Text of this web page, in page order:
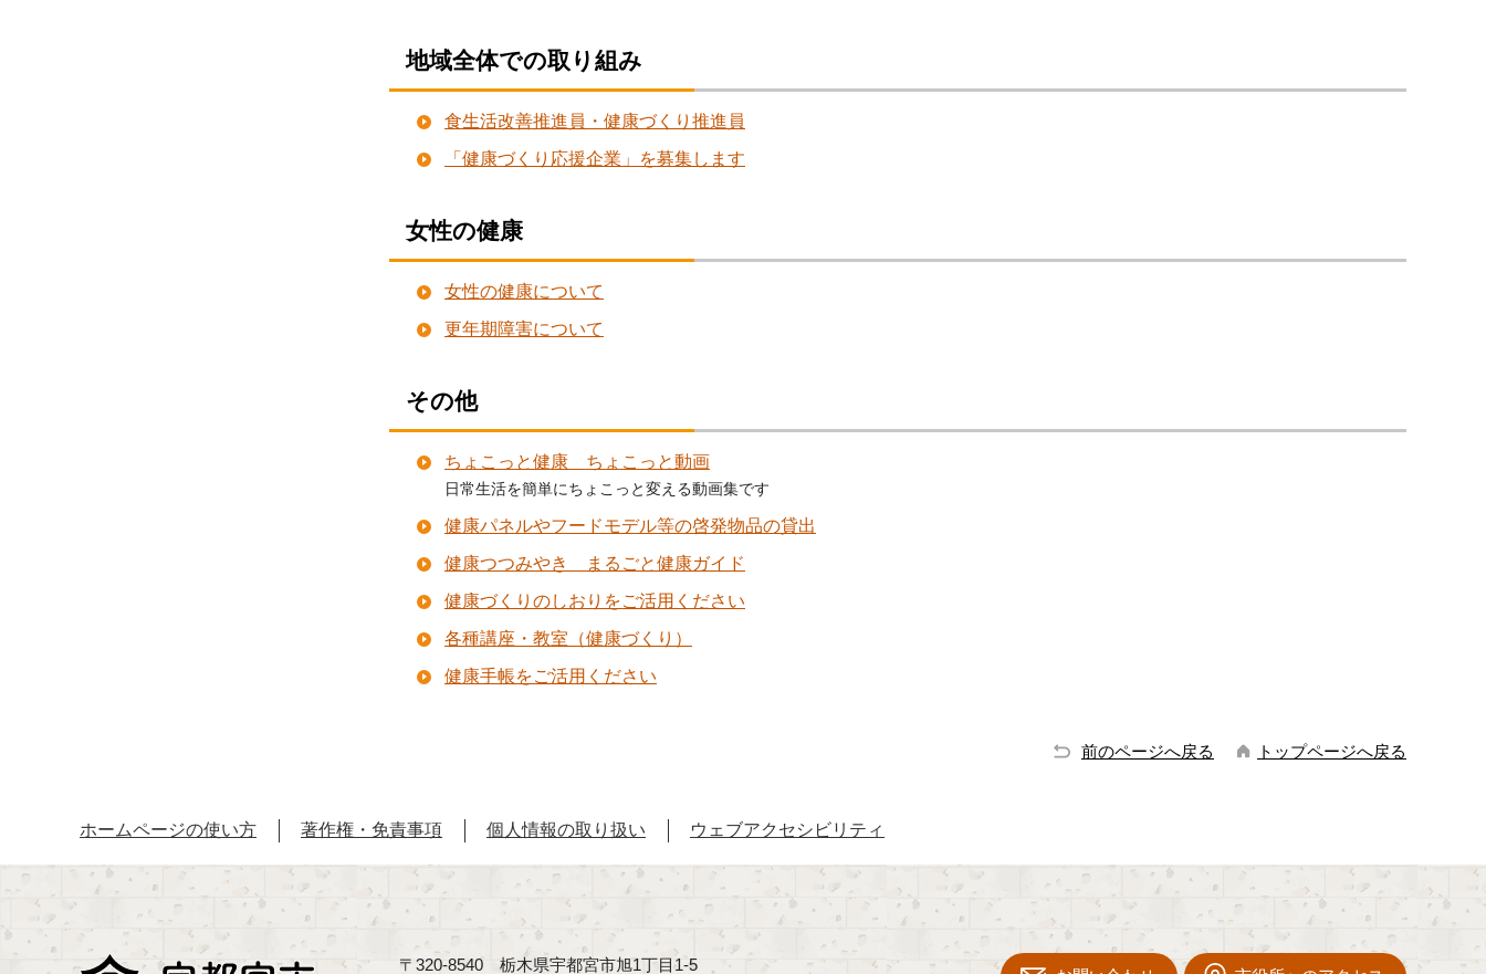
地域全体での取り組み
食生活改善推進員・健康づくり推進員
「健康づくり応援企業」を募集します
女性の健康
女性の健康について
更年期障害について
その他
ちょこっと健康 ちょこっと動画
日常生活を簡単にちょこっと変える動画集です
健康パネルやフードモデル等の啓発物品の貸出
健康つつみやき まるごと健康ガイド
健康づくりのしおりをご活用ください
各種講座・教室（健康づくり）
健康手帳をご活用ください
前のページへ戻る トップページへ戻る
ホームページの使い方 著作権・免責事項 個人情報の取り扱い ウェブアクセシビリティ
〒320-8540 栃木県宇都宮市旭1丁目1-5